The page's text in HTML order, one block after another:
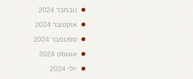
נובמבר 2024
אוקטובר 2024
ספטמבר 2024
אוגוסט 2024
יולי 2024